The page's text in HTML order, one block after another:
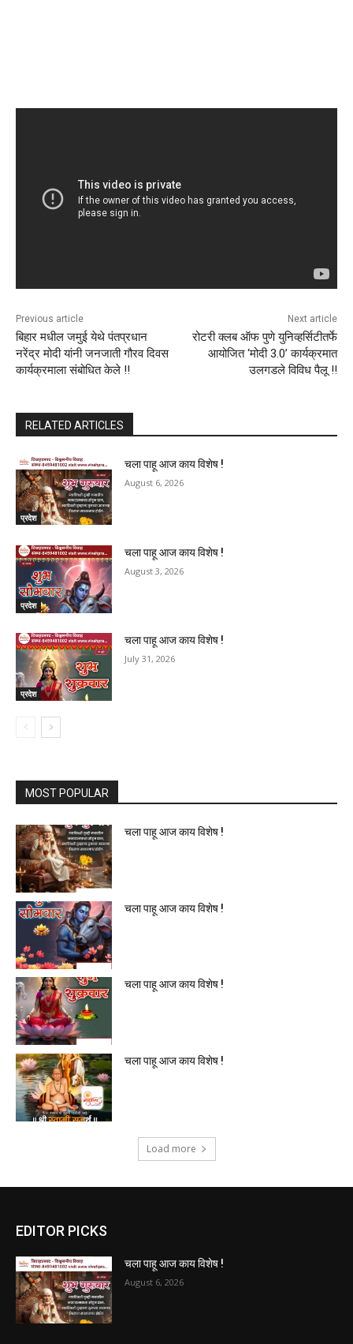
Previous article
बिहार मधील जमुई येथे पंतप्रधान
नरेंद्र मोदी यांनी जनजाती गौरव दिवस
कार्यक्रमाला संबोधित केले !!
Next article
रोटरी क्लब ऑफ पुणे युनिव्हर्सिटीतर्फे
आयोजित ‌‘मोदी 3.0‌’ कार्यक्रमात
उलगडले विविध पैलू !!
RELATED ARTICLES
प्रदेश
चला पाहू आज काय विशेष !
August 6, 2026
प्रदेश
चला पाहू आज काय विशेष !
August 3, 2026
प्रदेश
चला पाहू आज काय विशेष !
July 31, 2026
MOST POPULAR
चला पाहू आज काय विशेष !
चला पाहू आज काय विशेष !
चला पाहू आज काय विशेष !
चला पाहू आज काय विशेष !
Load more
EDITOR PICKS
चला पाहू आज काय विशेष !
August 6, 2026